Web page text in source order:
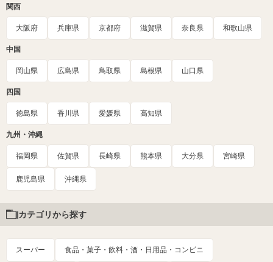
関西
大阪府 兵庫県 京都府 滋賀県 奈良県 和歌山県
中国
岡山県 広島県 鳥取県 島根県 山口県
四国
徳島県 香川県 愛媛県 高知県
九州・沖縄
福岡県 佐賀県 長崎県 熊本県 大分県 宮崎県
鹿児島県 沖縄県
カテゴリから探す
スーパー 食品・菓子・飲料・酒・日用品・コンビニ